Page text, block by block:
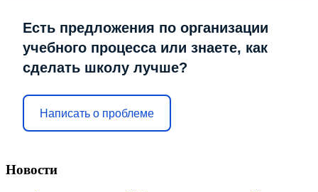
Есть предложения по организации
учебного процесса или знаете, как
сделать школу лучше?
Написать о проблеме
Новости